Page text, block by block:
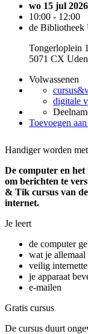
wo 15 jul 2026
10:00 - 12:00
de Bibliotheek
Tongerloplein
5071 CX
Volwassenen
digitale
Toevoegen
Handiger worden
De computer en
om berichten te
& Tik cursus van
internet.
Je leert
de computer
wat je
veilig
je apparaat
e-mailen
Gratis cursus
De cursus duurt